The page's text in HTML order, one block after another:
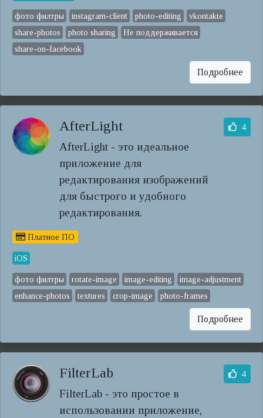
фото филтры instagram-client photo-editing
vkontakte
share-photos
photo sharing
Не поддерживается
share-on-facebook
Подробнее
AfterLight
AfterLight - это идеальное
приложение для
редактирования изображений
для быстрого и удобного
редактирования.
4
Платное ПО
iOS
фото филтры rotate-image image-editing
image-adjustment
enhance-photos
textures crop-image photo-frames
Подробнее
FilterLab
FilterLab - это простое в
использовании приложение,
4